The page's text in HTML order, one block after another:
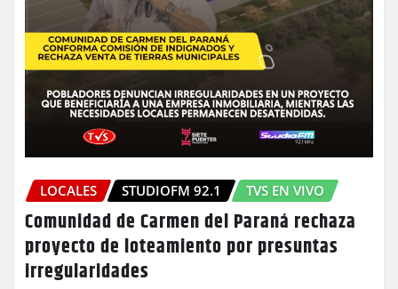
LOCALES STUDIOFM 92.1 TVS EN VIVO
Comunidad de Carmen del Paraná rechaza
proyecto de loteamiento por presuntas
irregularidades